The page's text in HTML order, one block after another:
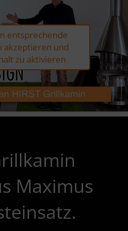
entsprechende
akzeptieren und
zu aktivieren
Maximus